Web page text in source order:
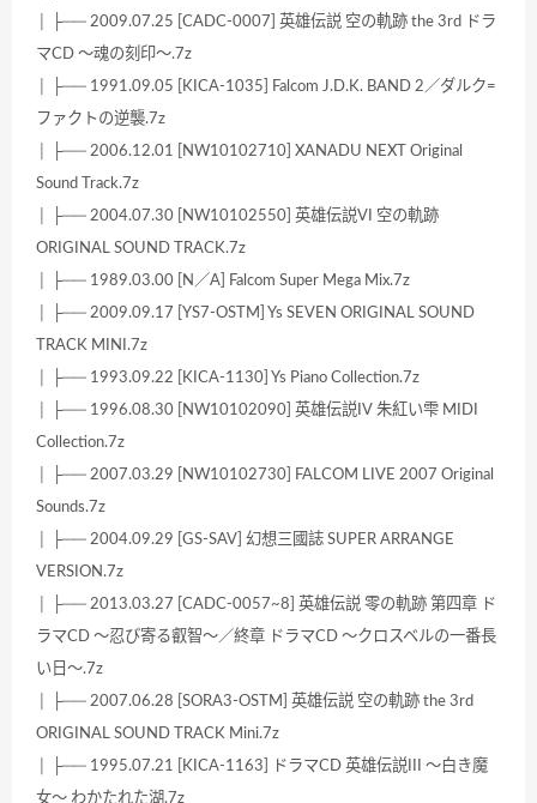
│ ├── 2009.07.25 [CADC-0007] 英雄伝説 空の軌跡 the 3rd ドラ
マCD ～魂の刻印～.7z
│ ├── 1991.09.05 [KICA-1035] Falcom J.D.K. BAND 2／ダルク=
ファクトの逆襲.7z
│ ├── 2006.12.01 [NW10102710] XANADU NEXT Original
Sound Track.7z
│ ├── 2004.07.30 [NW10102550] 英雄伝説VI 空の軌跡
ORIGINAL SOUND TRACK.7z
│ ├── 1989.03.00 [N／A] Falcom Super Mega Mix.7z
│ ├── 2009.09.17 [YS7-OSTM] Ys SEVEN ORIGINAL SOUND
TRACK MINI.7z
│ ├── 1993.09.22 [KICA-1130] Ys Piano Collection.7z
│ ├── 1996.08.30 [NW10102090] 英雄伝説IV 朱紅い雫 MIDI
Collection.7z
│ ├── 2007.03.29 [NW10102730] FALCOM LIVE 2007 Original
Sounds.7z
│ ├── 2004.09.29 [GS-SAV] 幻想三國誌 SUPER ARRANGE
VERSION.7z
│ ├── 2013.03.27 [CADC-0057~8] 英雄伝説 零の軌跡 第四章 ド
ラマCD ～忍び寄る叡智～／終章 ドラマCD ～クロスベルの一番長
い日～.7z
│ ├── 2007.06.28 [SORA3-OSTM] 英雄伝説 空の軌跡 the 3rd
ORIGINAL SOUND TRACK Mini.7z
│ ├── 1995.07.21 [KICA-1163] ドラマCD 英雄伝説III ～白き魔
女～ わかたれた湖.7z